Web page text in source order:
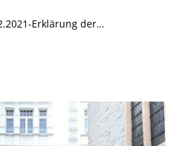
Erklärung der…